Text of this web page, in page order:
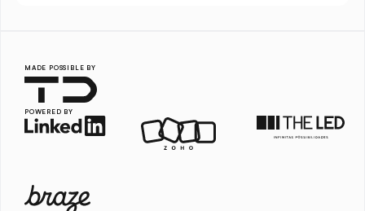
MADE POSSIBLE BY
POWERED BY